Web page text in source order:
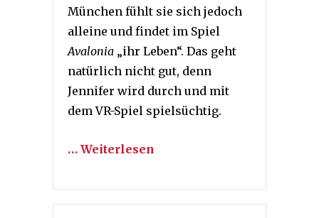
München fühlt sie sich jedoch
alleine und findet im Spiel
Avalonia „ihr Leben“. Das geht
natürlich nicht gut, denn
Jennifer wird durch und mit
dem VR-Spiel spielsüchtig.
… Weiterlesen